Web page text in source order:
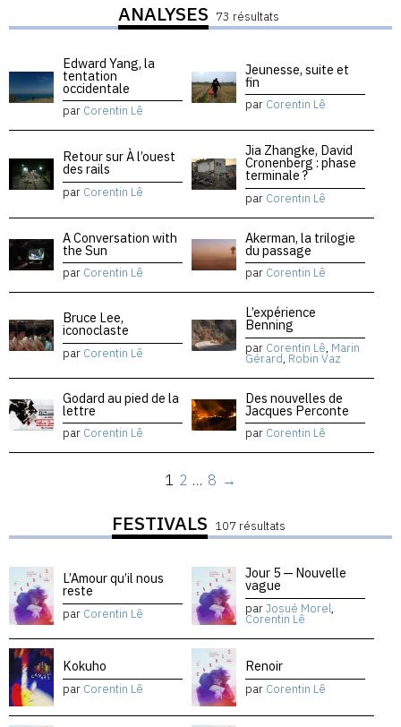
ANALYSES 73 résultats
Edward Yang, la
tentation
occidentale
par Corentin Lê
Jeunesse, suite et
fin
par Corentin Lê
Retour sur À l’ouest
des rails
par Corentin Lê
Jia Zhangke, David
Cronenberg : phase
terminale ?
par Corentin Lê
A Conversation with
the Sun
par Corentin Lê
Akerman, la trilogie
du passage
par Corentin Lê
Bruce Lee,
iconoclaste
par Corentin Lê
L’expérience
Benning
par Corentin Lê, Marin
Gérard, Robin Vaz
Godard au pied de la
lettre
par Corentin Lê
Des nouvelles de
Jacques Perconte
par Corentin Lê
1 2 … 8 →
FESTIVALS 107 résultats
L’Amour qu’il nous
reste
par Corentin Lê
Jour 5 — Nouvelle
vague
parJosué Morel,
Corentin Lê
Kokuho
par Corentin Lê
Renoir
par Corentin Lê